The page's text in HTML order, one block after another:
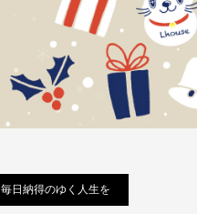
毎日納得のゆく人生を